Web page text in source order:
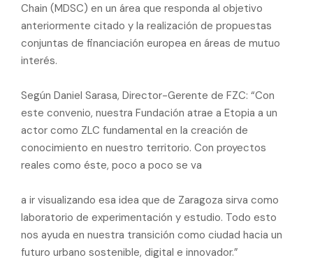
Chain (MDSC) en un área que responda al objetivo
anteriormente citado y la realización de propuestas
conjuntas de financiación europea en áreas de mutuo
interés.
Según Daniel Sarasa, Director-Gerente de FZC: “Con
este convenio, nuestra Fundación atrae a Etopia a un
actor como ZLC fundamental en la creación de
conocimiento en nuestro territorio. Con proyectos
reales como éste, poco a poco se va
a ir visualizando esa idea que de Zaragoza sirva como
laboratorio de experimentación y estudio. Todo esto
nos ayuda en nuestra transición como ciudad hacia un
futuro urbano sostenible, digital e innovador.”